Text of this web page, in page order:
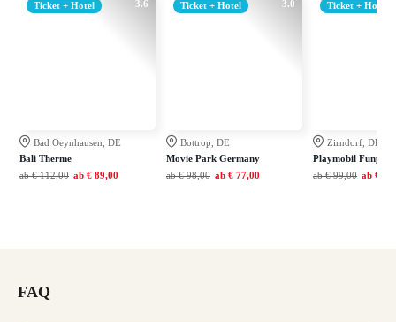
3.6
Ticket + Hotel
Bad Oeynhausen, DE
Bali Therme
ab € 112,00 ab € 89,00
3.0
Ticket + Hotel
Bottrop, DE
Movie Park Germany
ab € 98,00 ab € 77,00
Ticket + Hotel
Zirndorf, DE
Playmobil Funpark
ab € 99,00 ab €
FAQ